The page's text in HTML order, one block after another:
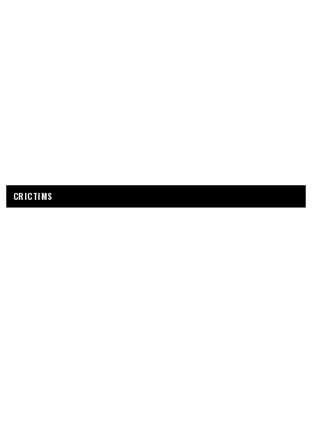
CRICTIMS